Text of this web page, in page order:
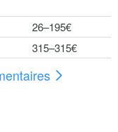
26–195€
315–315€